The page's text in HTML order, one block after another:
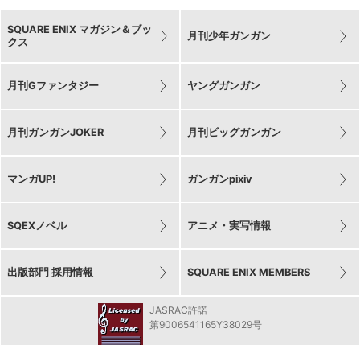
SQUARE ENIX マガジン＆ブッ
クス
月刊少年ガンガン
月刊Gファンタジー ヤングガンガン
月刊ガンガンJOKER 月刊ビッグガンガン
マンガUP! ガンガンpixiv
SQEXノベル アニメ・実写情報
出版部門 採用情報 SQUARE ENIX MEMBERS
JASRAC許諾
第9006541165Y38029号